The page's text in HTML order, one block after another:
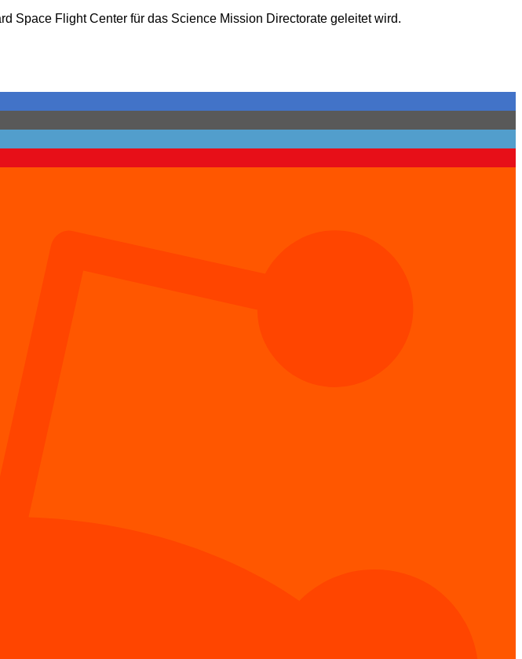
Space Flight Center für das Science Mission Directorate geleitet wird.